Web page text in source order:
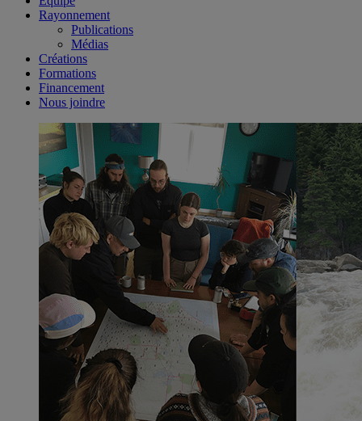
Rayonnement
Publications
Médias
Créations
Formations
Financement
Nous joindre